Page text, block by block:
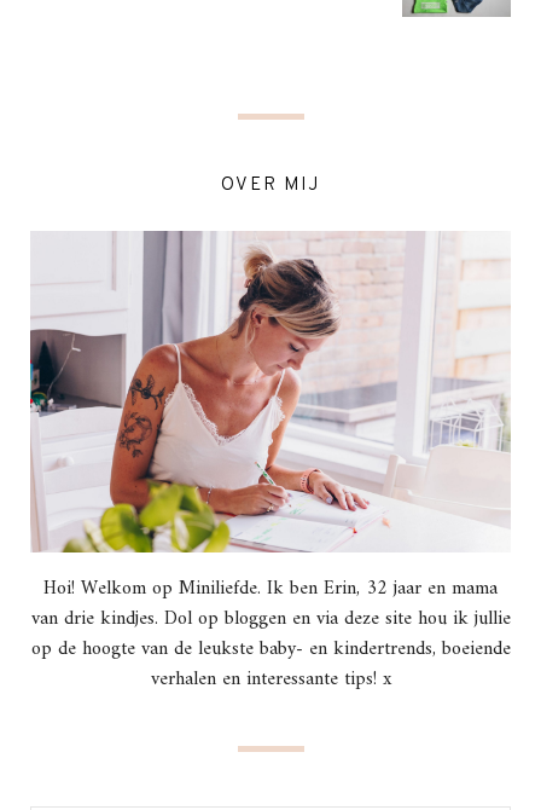
OVER MIJ
Hoi! Welkom op Miniliefde. Ik ben Erin, 32 jaar en mama
van drie kindjes. Dol op bloggen en via deze site hou ik jullie
op de hoogte van de leukste baby- en kindertrends, boeiende
verhalen en interessante tips! x